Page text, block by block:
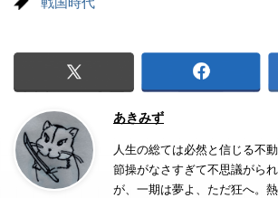
あきみず
人生の総ては必然と信じる不
節操がなさすぎて不思議がら
が、一期は夢よ、ただ狂へ。